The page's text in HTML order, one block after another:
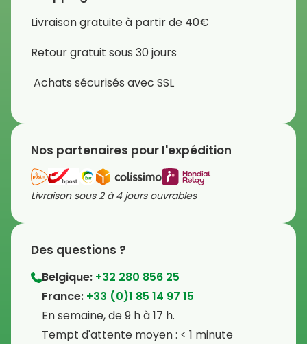
Livraison gratuite à partir de 40€
Retour gratuit sous 30 jours
Achats sécurisés avec SSL
Nos partenaires pour l'expédition
Livraison sous 2 à 4 jours ouvrables
Des questions ?
Belgique: +32 280 856 25
⁠France: +33 (0)1 85 14 97 15
⁠En semaine, de 9 h à 17 h.
⁠Tempt d'attente moyen : < 1 minute